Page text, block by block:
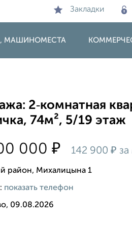
Закладки
МАШИНОМЕСТА
2‑комнатная
74м², 5/19 этаж
000₽ 142 900₽ за
район, Михалицына 1
показать телефон
09.08.2026